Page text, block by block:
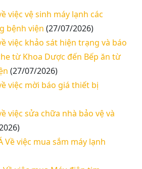
việc vệ sinh máy lạnh các
bệnh viện (27/07/2026)
việc khảo sát hiện trạng và báo
từ Khoa Dược đến Bếp ăn từ
(27/07/2026)
việc mời báo giá thiết bị
việc sửa chữa nhà bảo vệ và
Về việc mua sắm máy lạnh